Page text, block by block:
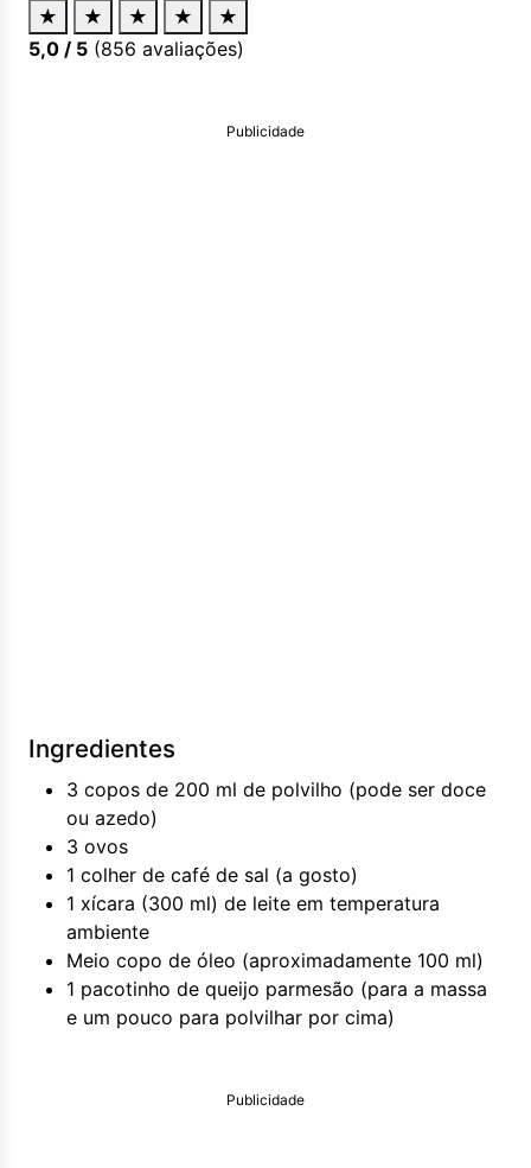
★ ★ ★ ★
★
5,0 / 5 (856 avaliações)
Publicidade
Ingredientes
3 copos de 200 ml de polvilho (pode ser doce
ou azedo)
3 ovos
1 colher de café de sal (a gosto)
1 xícara (300 ml) de leite em temperatura
ambiente
Meio copo de óleo (aproximadamente 100 ml)
1 pacotinho de queijo parmesão (para a massa
e um pouco para polvilhar por cima)
Publicidade